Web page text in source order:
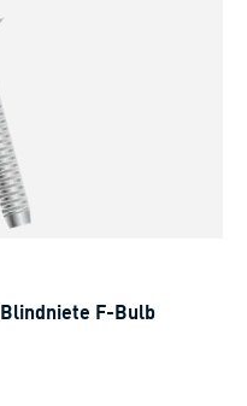
Blindniete F-Bulb